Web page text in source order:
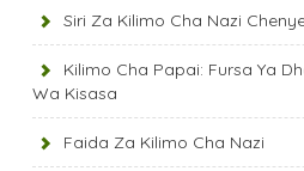
Siri Za Kilimo Cha Nazi
Kilimo Cha Papai: Fursa Ya
Wa Kisasa
Faida Za Kilimo Cha Nazi